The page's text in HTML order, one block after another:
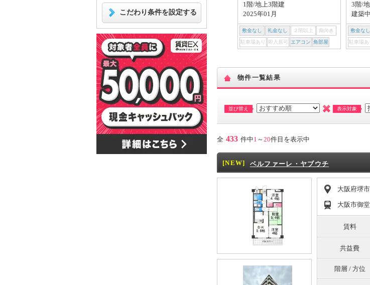
こだわり条件を設定する
1階/地上3階建
2025年01月
敷金なし 礼金なし ２階以上 南向き
駐車場あり 即入居可 エアコン 角部屋
3階/
建築
敷金なし
駐車場あ
物件一覧結果
並び替え 表示対象
全 433 件中1 ～ 20件目を表示中
[NEW] ベルファーレ・ヤブウチ
大阪府堺
大阪市御
賃料
共益費
階層 / 方位